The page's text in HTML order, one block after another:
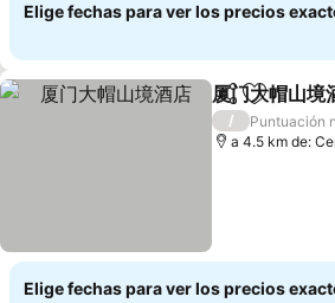
Elige fechas para ver los precios
Compartir
Agregar
厦门大帽山境
/
Puntuación
a 4.5 km de:
Elige fechas para ver los precios